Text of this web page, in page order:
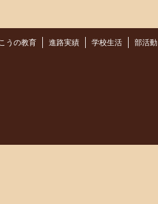
うの教育 進路実績 学校生活 部活動